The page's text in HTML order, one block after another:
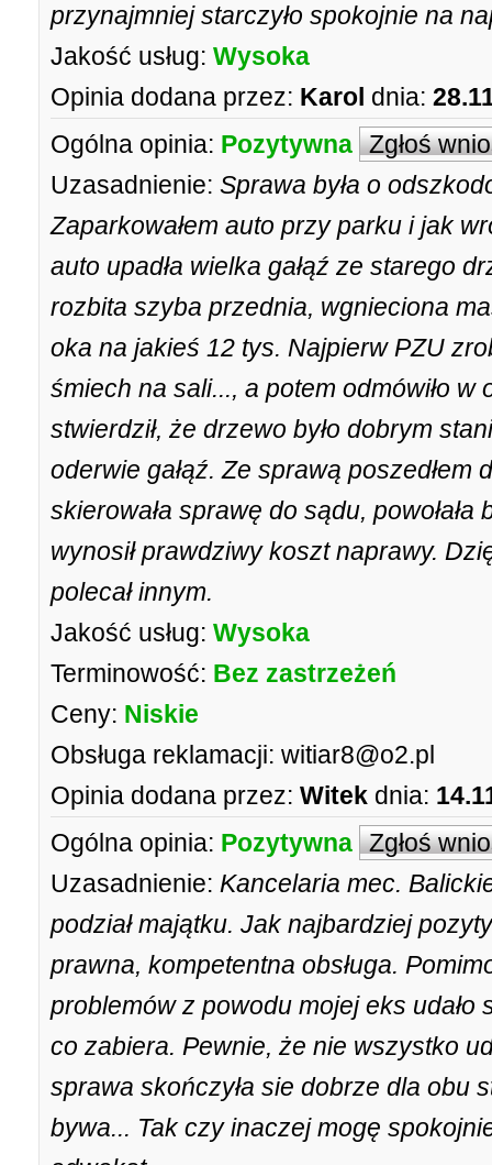
przynajmniej starczyło spokojnie na
Jakość usług: Wysoka
Opinia dodana przez: Karol dnia:
Ogólna opinia: Pozytywna Zgłoś
Uzasadnienie: Sprawa była o
Zaparkowałem auto przy parku i jak
auto upadła wielka gałąź ze starego
rozbita szyba przednia, wgnieciona
oka na jakieś 12 tys. Najpierw PZU
śmiech na sali..., a potem odmówiło w
stwierdził, że drzewo było dobrym
oderwie gałąź. Ze sprawą poszedłem
skierowała sprawę do sądu, powołała
wynosił prawdziwy koszt naprawy.
polecał innym.
Jakość usług: Wysoka
Terminowość: Bez zastrzeżeń
Ceny: Niskie
Obsługa reklamacji: witiar8@o2.pl
Opinia dodana przez: Witek dnia:
Ogólna opinia: Pozytywna Zgłoś
Uzasadnienie: Kancelaria mec.
podział majątku. Jak najbardziej
prawna, kompetentna obsługa.
problemów z powodu mojej eks
co zabiera. Pewnie, że nie wszystko
sprawa skończyła sie dobrze dla obu
bywa... Tak czy inaczej mogę